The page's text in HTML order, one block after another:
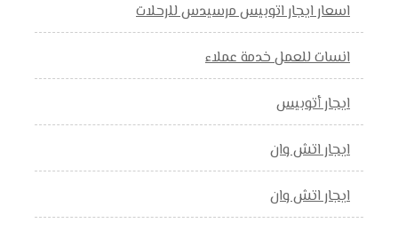
اسعار ايجار اتوبيس مرسيدس للرحلات
انسات للعمل خدمة عملاء
ايجار أتوبيس
ايجار اتش وان
ايجار اتش وان